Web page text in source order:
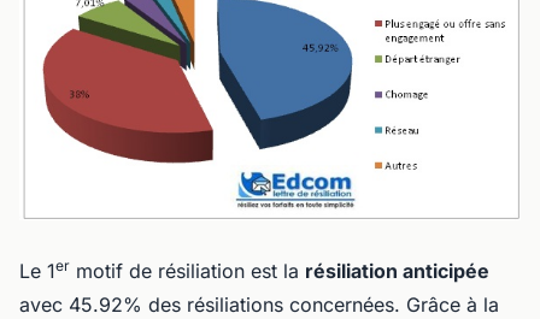
Le 1er motif de résiliation est la résiliation anticipée
avec 45.92% des résiliations concernées. Grâce à la